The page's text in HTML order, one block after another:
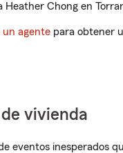
Chong en
un agente para obtener
vivienda
eventos inesperados